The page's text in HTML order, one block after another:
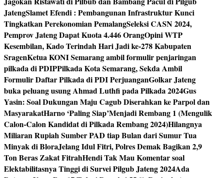
JatengSlamet Efendi : Pembangunan Infrastruktur Kunci
Tingkatkan Perekonomian PemalangSeleksi CASN 2024,
Pemprov Jateng Dapat Kuota 4.446 OrangOpini WTP
Kesembilan, Kado Terindah Hari Jadi ke-278 Kabupaten
SragenKetua KONI Semarang ambil formulir penjaringan
pilkada di PDIPPilkada Kota Semarang, Sekda Ambil
Formulir Daftar Pilkada di PDI PerjuanganGolkar Jateng
buka peluang usung Ahmad Luthfi pada Pilkada 2024Gus
Yasin: Soal Dukungan Maju Cagub Diserahkan ke Parpol dan
MasyarakatHarno ‘Paling Siap’Menjadi Rembang 1 (Mengulik
Calon-Calon Kandidat di Pilkada Rembang 2024)Hilangnya
Miliaran Rupiah Sumber PAD tiap Bulan dari Sumur Tua
Minyak di BloraJelang Idul Fitri, Polres Demak Bagikan 2,9
Ton Beras Zakat FitrahHendi Tak Mau Komentar soal
Elektabilitasnya Tinggi di Survei Pilgub Jateng 2024Ada